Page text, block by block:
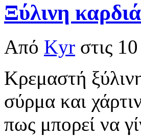
Ξύλινη
Από Kyr στις
Κρεμαστή
σύρμα και
πως μπορεί να